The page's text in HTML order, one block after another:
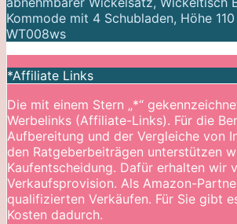
Kommode mit 4 Schubladen, Höhe
WT008ws
*Affiliate Links
Die mit einem Stern „*“
Werbelinks (Affiliate-Links). Für die
Aufbereitung und der Vergleiche von
den Ratgeberbeiträgen unterstützen
Kaufentscheidung. Dafür erhalten wir
Verkaufsprovision. Als Amazon-
qualifizierten Verkäufen. Für Sie gibt
Kosten dadurch.